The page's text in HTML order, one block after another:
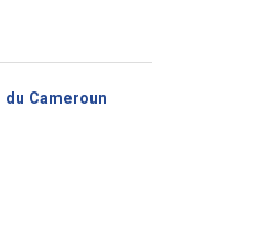
Cameroun